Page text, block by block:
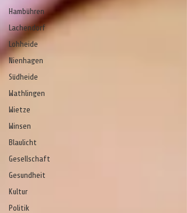
Hambühren
Lachendorf
Lohheide
Nienhagen
Südheide
Wathlingen
Wietze
Winsen
Blaulicht
Gesellschaft
Gesundheit
Kultur
Politik